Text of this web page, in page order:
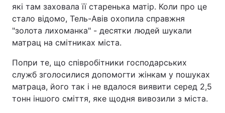
Екологія Регіони
Лонгріди
Відео з Youtube Статті
Інтерв'ю Думки
які там заховала її старенька матір. Коли про це
стало відомо, Тель-Авів охопила справжня
"золота лихоманка" - десятки людей шукали
матрац на смітниках міста.
Попри те, що співробітники господарських
служб зголосилися допомогти жінкам у пошуках
матраца, його так і не вдалося виявити серед 2,5
тонн іншого сміття, яке щодня вивозили з міста.